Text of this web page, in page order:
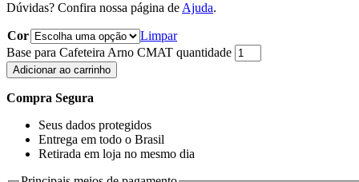
Dúvidas? Confira nossa página deAjuda.
Cor
Limpar
Base para Cafeteira Arno CMAT quantidade
Adicionar ao carrinho
Compra Segura
Seus dados protegidos
Entrega em todo o Brasil
Retirada em loja no mesmo dia